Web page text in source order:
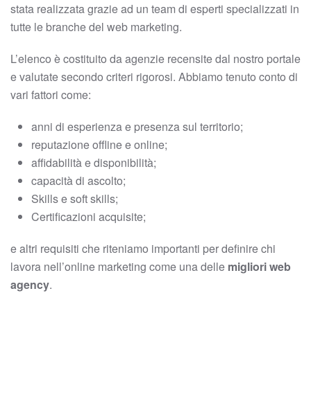
stata realizzata grazie ad un team di esperti specializzati in
tutte le branche del web marketing.
L’elenco è costituito da agenzie recensite dal nostro portale
e valutate secondo criteri rigorosi. Abbiamo tenuto conto di
vari fattori come:
anni di esperienza e presenza sul territorio;
reputazione offline e online;
affidabilità e disponibilità;
capacità di ascolto;
Skills e soft skills;
Certificazioni acquisite;
e altri requisiti che riteniamo importanti per definire chi
lavora nell’online marketing come una delle migliori web
agency.